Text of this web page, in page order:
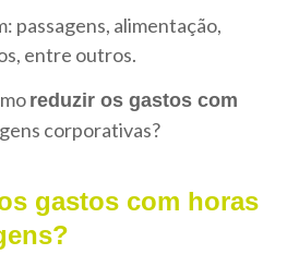
passagens, alimentação,
entre outros.
reduzir os gastos com
corporativas?
gastos com horas